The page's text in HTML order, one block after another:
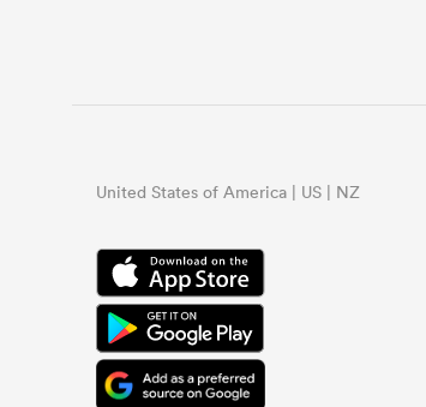
United States of America | US | NZ